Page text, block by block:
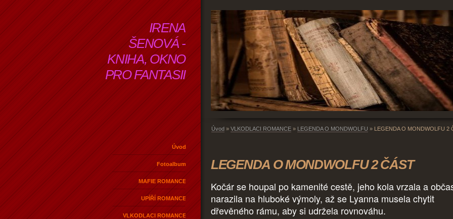
IRENA
ŠENOVÁ -
KNIHA, OKNO
PRO FANTASII
Úvod
Fotoalbum
MAFIE ROMANCE
UPÍŘÍ ROMANCE
VLKODLACI ROMANCE
Úvod » VLKODLACI ROMANCE » LEGENDA O MONDWOLFU » LEGENDA O MONDWOLFU 2
LEGENDA O MONDWOLFU 2 ČÁST
Kočár se houpal po kamenité cestě, jeho kola vrzala a
narazila na hluboké výmoly, až se Lyanna musela chytit
dřevěného rámu, aby si udržela rovnováhu.